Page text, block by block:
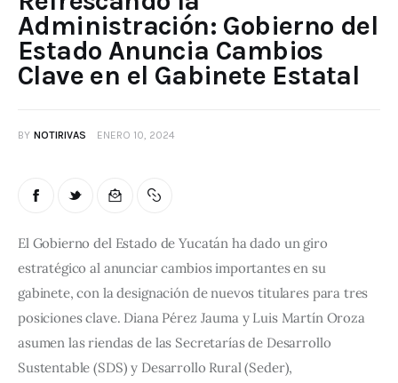
Administración: Gobierno del
Estado Anuncia Cambios
Clave en el Gabinete Estatal
BY NOTIRIVAS ENERO 10, 2024
El Gobierno del Estado de Yucatán ha dado un giro
estratégico al anunciar cambios importantes en su
gabinete, con la designación de nuevos titulares para tres
posiciones clave. Diana Pérez Jauma y Luis Martín Oroza
asumen las riendas de las Secretarías de Desarrollo
Sustentable (SDS) y Desarrollo Rural (Seder),